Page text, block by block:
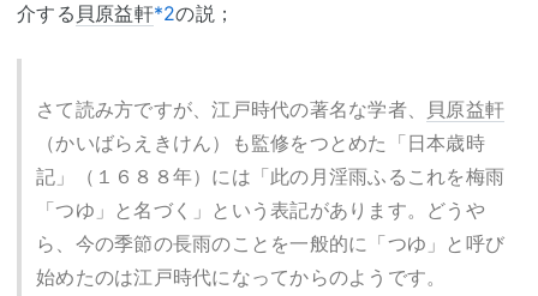
介する 貝原益軒*2の説；
さて読み方ですが、江戸時代の著名な学者、
貝原益軒
（かいばらえきけん）も監修をつとめた「日本歳時
記」（１６８８年）には「此の月淫雨ふるこれを梅雨
「つゆ」と名づく」という表記があります。どうや
ら、今の季節の長雨のことを一般的に「つゆ」と呼び
始めたのは江戸時代になってからのようです。